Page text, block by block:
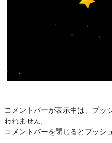
コメントバーが表示中は、プッ
われません。
コメントバーを閉じるとプッシ